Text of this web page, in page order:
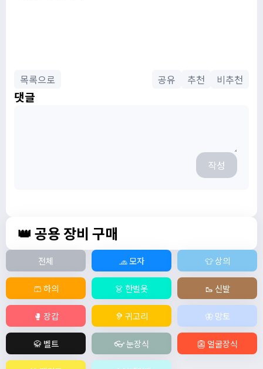
목록으로 공유 추천 비추천
댓글
작성
👑 공용 장비 구매
전체 🧢 모자 👕 상의
🩳 하의 👗 한벌옷 🥾 신발
🥊 장갑 🦻 귀고리 🦋 망토
🥋 벨트 👓 눈장식 👺 얼굴장식